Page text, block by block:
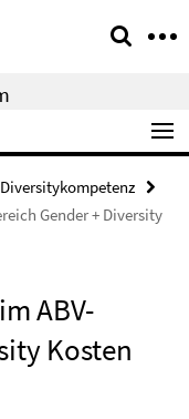
Gender + Diversity
ABV-
Kosten